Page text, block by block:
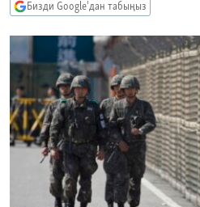
ДАНИСТЕ
ЭЖЕ-СИҢДИЛЕР
АЗАТТЫК+
ЫҢГАЙСЫЗ СУРООЛОР
Русский
ОНЛАЙН ШЕРИНЕ
ЭЕ/АРнун бардык сайттары
Бизди Google'дан табыңыз